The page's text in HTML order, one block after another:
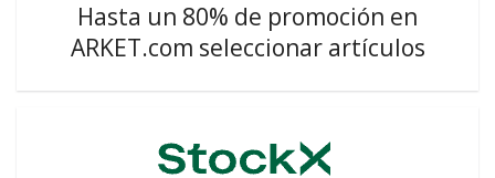
Hasta un 80% de promoción en
ARKET.com seleccionar artículos